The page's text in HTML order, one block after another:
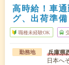
高時給！車
グ、出荷準備
職種未経験OK
勤務地 兵庫県
日本へ